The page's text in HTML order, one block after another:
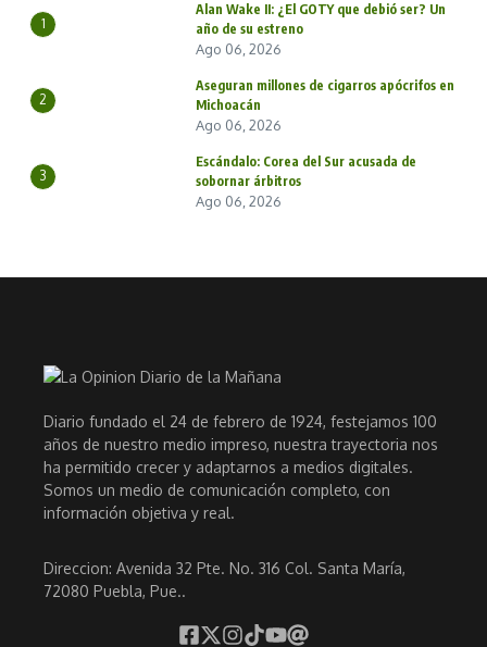
1
Alan Wake II: ¿El GOTY que debió ser? Un
año de su estreno
Ago 06, 2026
2
Aseguran millones de cigarros apócrifos en
Michoacán
Ago 06, 2026
3
Escándalo: Corea del Sur acusada de
sobornar árbitros
Ago 06, 2026
Diario fundado el 24 de febrero de 1924, festejamos 100
años de nuestro medio impreso, nuestra trayectoria nos
ha permitido crecer y adaptarnos a medios digitales.
Somos un medio de comunicación completo, con
información objetiva y real.
Direccion: Avenida 32 Pte. No. 316 Col. Santa María,
72080 Puebla, Pue..